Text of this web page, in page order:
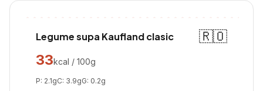
Legume supa Kaufland clasic
🇷🇴
33kcal / 100g
P: 2.1gC: 3.9gG: 0.2g